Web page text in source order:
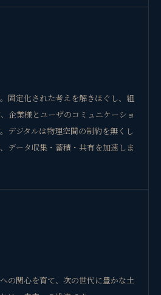
固定化された考えを解きほぐし、組
企業様とユーザのコミュニケーショ
デジタルは物理空間の制約を無くし
データ収集・蓄積・共有を加速しま
の関心を育て、次の世代に豊かな土